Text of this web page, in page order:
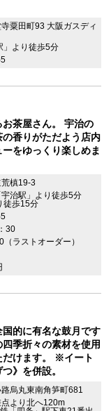
粟田町93 大阪ガスディ
」より徒歩5分
茶屋さん。 宇治の
香りがただよう店内
をゆっくり楽しめま
槙19-3
治駅」より徒歩5分
徒歩15分
30
ラストオーダー）
国的に有名な鼓月です
季折々の素材を使用
だけます。 ※イート
》を併設。
烏丸東南角笋町681
より北へ120m